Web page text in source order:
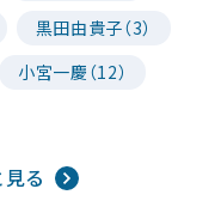
黒田由貴子（3）
小宮一慶（12）
る